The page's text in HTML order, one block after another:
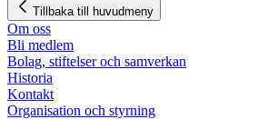
Tillbaka till huvudmeny
Om oss
Bli medlem
Bolag, stiftelser och samverkan
Historia
Kontakt
Organisation och styrning